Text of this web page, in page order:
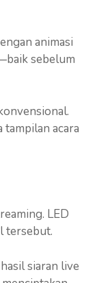
animasi
sebelum
acara
LED
tersebut.
siaran live